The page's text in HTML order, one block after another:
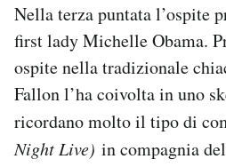
Nella terza puntata l’ospite
first lady Michelle Obama.
ospite nella tradizionale
Fallon l’ha coivolta in uno
ricordano molto il tipo di
Night Live) in compagnia